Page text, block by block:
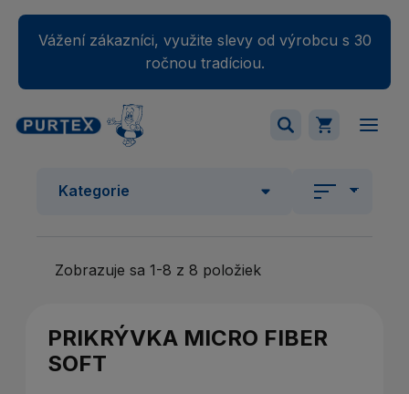
Vážení zákazníci, využite slevy od výrobcu s 30
ročnou tradíciou.
Kategorie
Zobrazuje sa 1-8 z 8 položiek
PRIKRÝVKA MICRO FIBER
SOFT